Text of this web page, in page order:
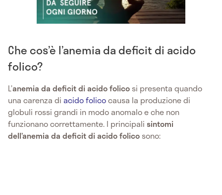
Che cos’è l’anemia da deficit di acido
folico?
L’anemia da deficit di acido folico si presenta quando
una carenza di acido folicocausa la produzione di
globuli rossi grandi in modo anomalo e che non
funzionano correttamente. I principali sintomi
dell’anemia da deficit di acido folico sono: